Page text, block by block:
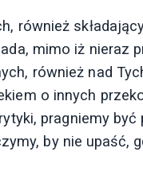
również
mimo iż nieraz
również nad
o innych
pragniemy być
by nie upaść,